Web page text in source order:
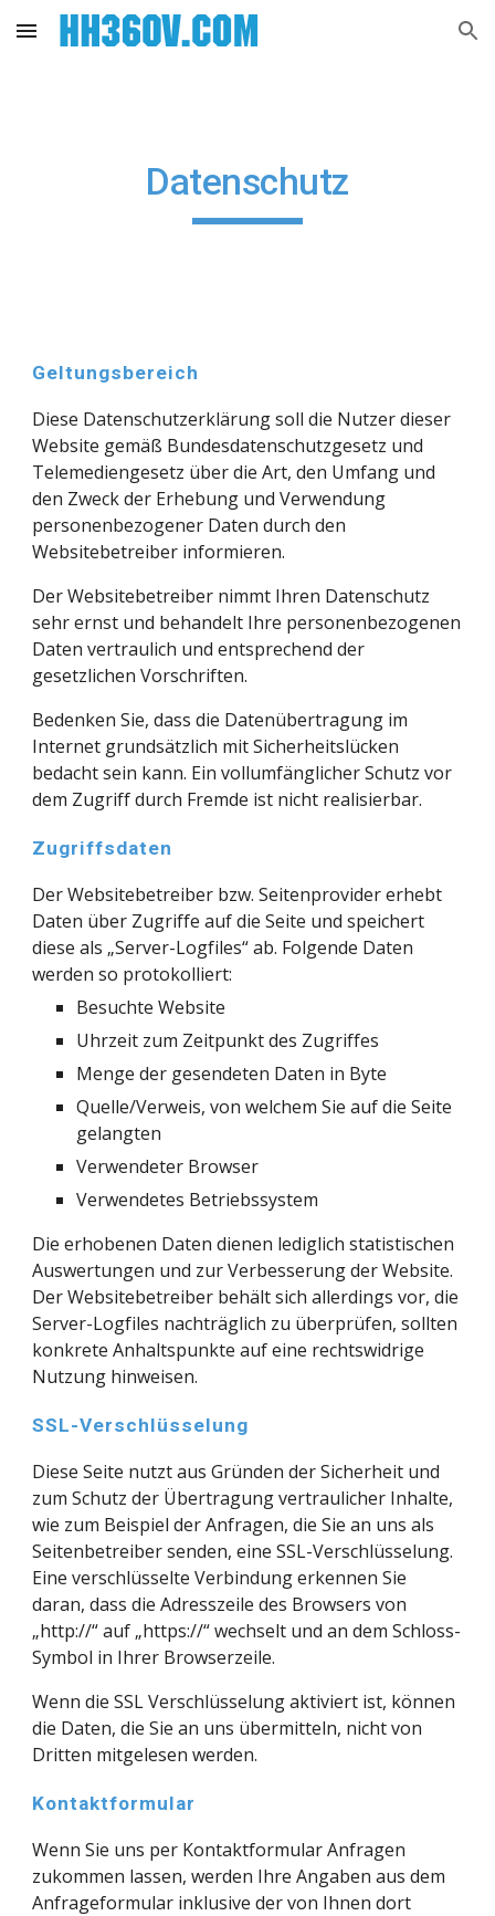
Skip to main content Skip to navigation
Datenschutz
Geltungsbereich
Diese Datenschutzerklärung soll die Nutzer dieser
Website gemäß Bundesdatenschutzgesetz und
Telemediengesetz über die Art, den Umfang und
den Zweck der Erhebung und Verwendung
personenbezogener Daten durch den
Websitebetreiber informieren.
Der Websitebetreiber nimmt Ihren Datenschutz
sehr ernst und behandelt Ihre personenbezogenen
Daten vertraulich und entsprechend der
gesetzlichen Vorschriften.
Bedenken Sie, dass die Datenübertragung im
Internet grundsätzlich mit Sicherheitslücken
bedacht sein kann. Ein vollumfänglicher Schutz vor
dem Zugriff durch Fremde ist nicht realisierbar.
Zugriffsdaten
Der Websitebetreiber bzw. Seitenprovider erhebt
Daten über Zugriffe auf die Seite und speichert
diese als „Server-Logfiles“ ab. Folgende Daten
werden so protokolliert:
Besuchte Website
Uhrzeit zum Zeitpunkt des Zugriffes
Menge der gesendeten Daten in Byte
Quelle/Verweis, von welchem Sie auf die Seite
gelangten
Verwendeter Browser
Verwendetes Betriebssystem
Die erhobenen Daten dienen lediglich statistischen
Auswertungen und zur Verbesserung der Website.
Der Websitebetreiber behält sich allerdings vor, die
Server-Logfiles nachträglich zu überprüfen, sollten
konkrete Anhaltspunkte auf eine rechtswidrige
Nutzung hinweisen.
SSL-Verschlüsselung
Diese Seite nutzt aus Gründen der Sicherheit und
zum Schutz der Übertragung vertraulicher Inhalte,
wie zum Beispiel der Anfragen, die Sie an uns als
Seitenbetreiber senden, eine SSL-Verschlüsselung.
Eine verschlüsselte Verbindung erkennen Sie
daran, dass die Adresszeile des Browsers von
„http://“ auf „https://“ wechselt und an dem Schloss-
Symbol in Ihrer Browserzeile.
Wenn die SSL Verschlüsselung aktiviert ist, können
die Daten, die Sie an uns übermitteln, nicht von
Dritten mitgelesen werden.
Kontaktformular
Wenn Sie uns per Kontaktformular Anfragen
zukommen lassen, werden Ihre Angaben aus dem
Anfrageformular inklusive der von Ihnen dort